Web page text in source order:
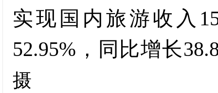
实现国内旅游收入
52.95%，同比增长
摄